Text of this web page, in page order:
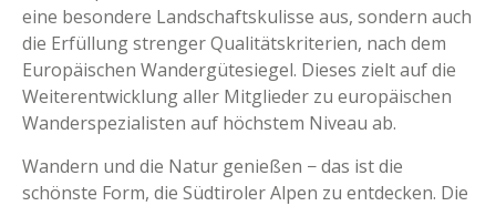
eine besondere Landschaftskulisse aus, sondern auch
die Erfüllung strenger Qualitätskriterien, nach dem
Europäischen Wandergütesiegel. Dieses zielt auf die
Weiterentwicklung aller Mitglieder zu europäischen
Wanderspezialisten auf höchstem Niveau ab.
Wandern und die Natur genießen − das ist die
schönste Form, die Südtiroler Alpen zu entdecken. Die